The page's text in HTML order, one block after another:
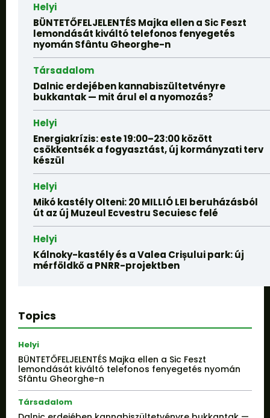
Helyi
BÜNTETŐFELJELENTÉS Majka ellen a Sic Feszt
lemondását kiváltó telefonos fenyegetés
nyomán Sfântu Gheorghe-n
Társadalom
Dalnic erdejében kannabiszültetvényre
bukkantak — mit árul el a nyomozás?
Helyi
Energiakrízis: este 19:00–23:00 között
csökkentsék a fogyasztást, új kormányzati terv
készül
Helyi
Mikó kastély Olteni: 20 MILLIÓ LEI beruházásból
út az új Muzeul Ecvestru Secuiesc felé
Helyi
Kálnoky-kastély és a Valea Crișului park: új
mérföldkő a PNRR-projektben
Topics
Helyi
BÜNTETŐFELJELENTÉS Majka ellen a Sic Feszt
lemondását kiváltó telefonos fenyegetés nyomán
Sfântu Gheorghe-n
Társadalom